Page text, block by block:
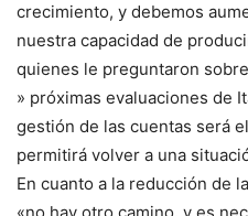
crecimiento, y debemos
nuestra capacidad de
quienes le preguntaron
» próximas evaluaciones de
gestión de las cuentas será
permitirá volver a una
En cuanto a la reducción de